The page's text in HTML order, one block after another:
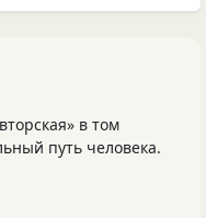
в том
путь человека.